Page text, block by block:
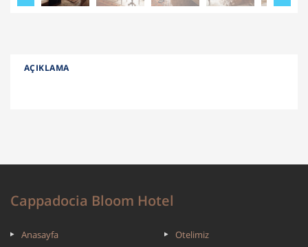
AÇIKLAMA
Cappadocia Bloom Hotel
Anasayfa
Otelimiz